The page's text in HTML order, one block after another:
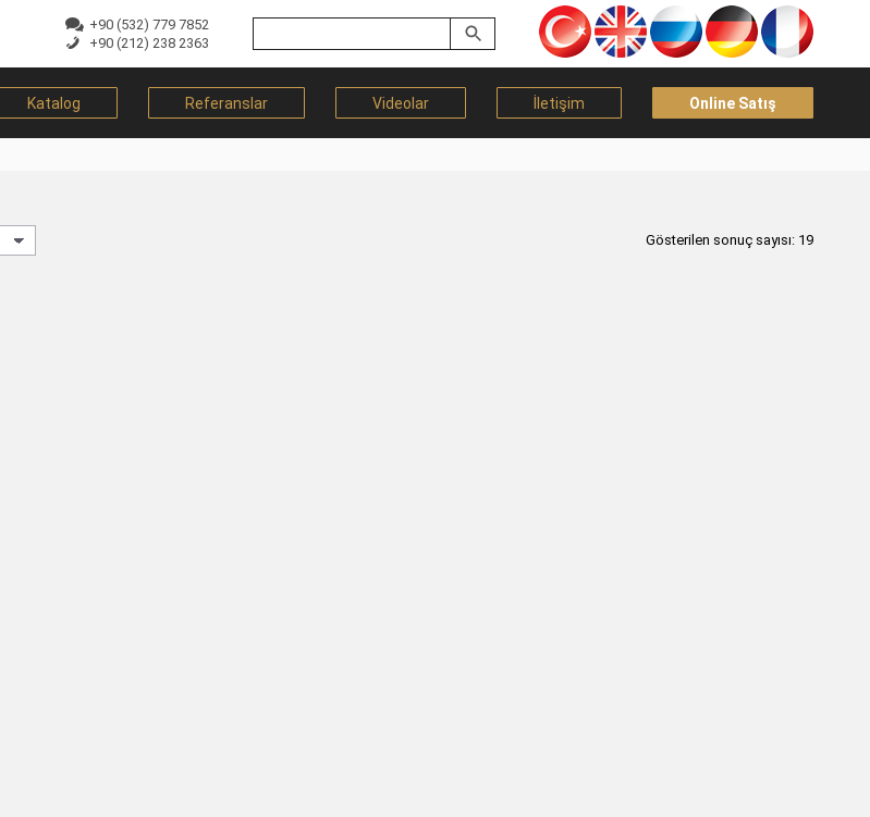
+90 (532) 779 7852
+90 (212) 238 2363
Katalog Referanslar Videolar İletişim Online Satış
Gösterilen sonuç sayısı: 19